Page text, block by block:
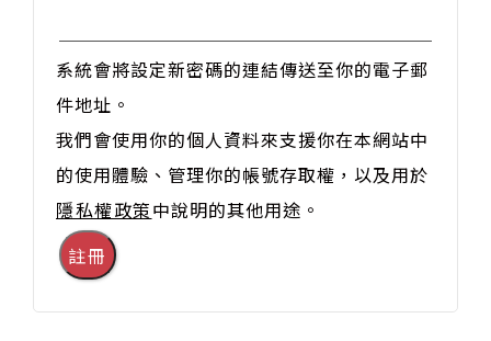
系統會將設定新密碼的連結傳送至你的電子郵
件地址。
我們會使用你的個人資料來支援你在本網站中
的使用體驗、管理你的帳號存取權，以及用於
隱私權政策中說明的其他用途。
註冊